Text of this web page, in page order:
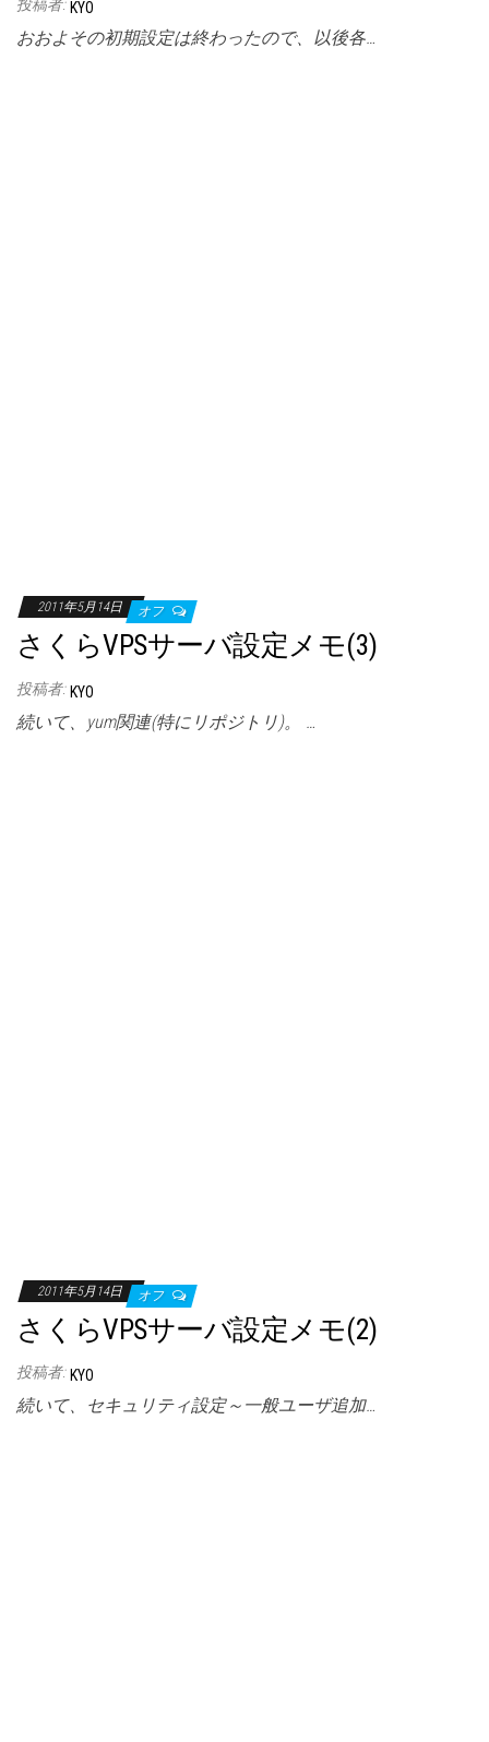
投稿者: KYO
おおよその初期設定は終わったので、以後各…
2011年5月14日 オフ
さくらVPSサーバ設定メモ(3)
投稿者: KYO
続いて、yum関連(特にリポジトリ)。 …
2011年5月14日 オフ
さくらVPSサーバ設定メモ(2)
投稿者: KYO
続いて、セキュリティ設定～一般ユーザ追加…